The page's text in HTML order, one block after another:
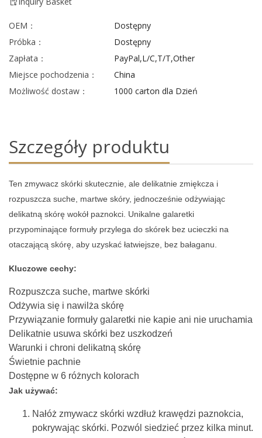
OEM：
Dostępny
Próbka：
Dostępny
Zapłata：
PayPal,L/C,T/T,Other
Miejsce pochodzenia：
China
Możliwość dostaw：
1000 carton dla Dzień
Szczegóły produktu
Ten zmywacz skórki skutecznie, ale delikatnie zmiękcza i
rozpuszcza suche, martwe skóry, jednocześnie odżywiając
delikatną skórę wokół paznokci. Unikalne galaretki
przypominające formuły przylega do skórek bez ucieczki na
otaczającą skórę, aby uzyskać łatwiejsze, bez bałaganu.
Kluczowe cechy:
Rozpuszcza suche, martwe skórki
Odżywia się i nawilża skórę
Przywiązanie formuły galaretki nie kapie ani nie uruchamia
Delikatnie usuwa skórki bez uszkodzeń
Warunki i chroni delikatną skórę
Świetnie pachnie
Dostępne w 6 różnych kolorach
Jak używać:
Nałóż zmywacz skórki wzdłuż krawędzi paznokcia,
pokrywając skórki. Pozwól siedzieć przez kilka minut.